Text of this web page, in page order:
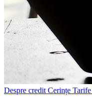
Despre credit Cerințe Tarife